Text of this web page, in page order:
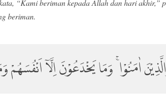
“Kami beriman kepada Allah dan hari akhir,”
beriman.
اٰمَنُوْا ۚ وَمَا يَخْدَعُوْنَ اِلَّآ اَنْفُسَهُمْ